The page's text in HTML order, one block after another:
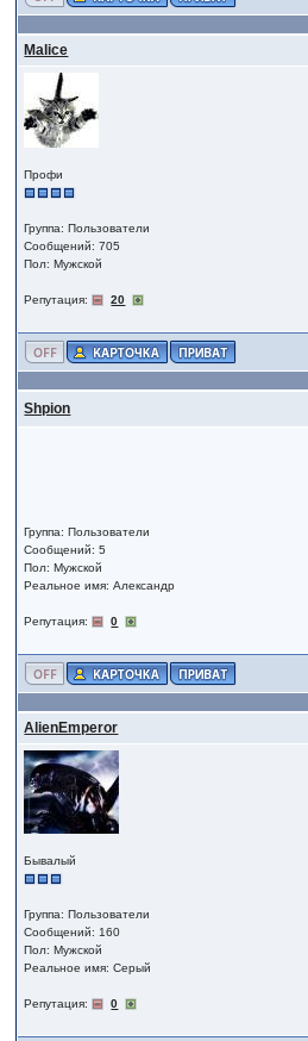
Malice
Профи
Группа: Пользователи
Сообщений: 705
Пол: Мужской
Репутация: 20
Shpion
Группа: Пользователи
Сообщений: 5
Пол: Мужской
Реальное имя: Александр
Репутация: 0
AlienEmperor
Бывалый
Группа: Пользователи
Сообщений: 160
Пол: Мужской
Реальное имя: Серый
Репутация: 0